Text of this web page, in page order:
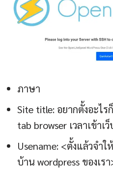
ภาษา
Site title: อยากตั้งอะไ
tab browser เวลาเข้าเว็
Usename: <ตั้งแล้วจำใ
บ้าน wordpress ของเรา